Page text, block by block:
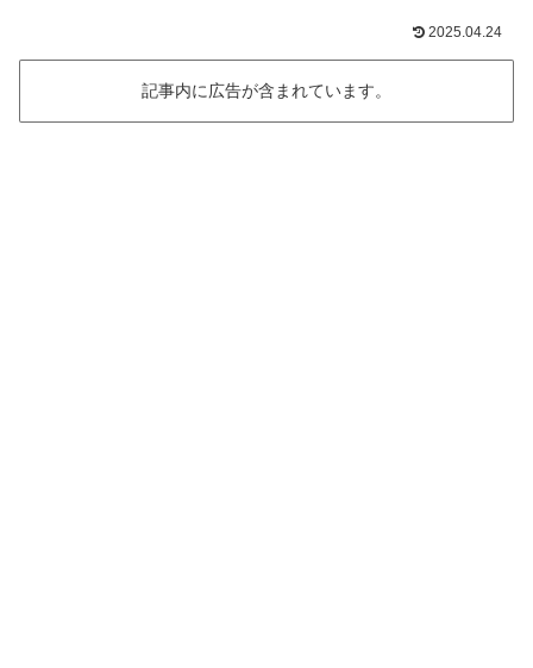
2025.04.24
記事内に広告が含まれています。